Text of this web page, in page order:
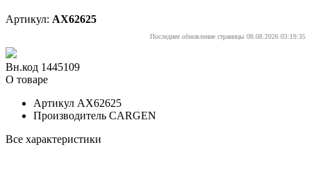
Артикул: AX62625
Последнее обновление страницы 08.08.2026 03:19:35
Вн.код 1445109
О товаре
Артикул AX62625
Производитель CARGEN
Все характеристики